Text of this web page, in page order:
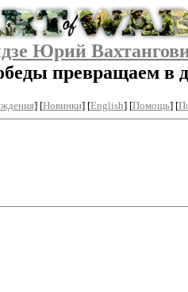
Юрий
превращаем в
] [Новинки] [English] [Помощь] [